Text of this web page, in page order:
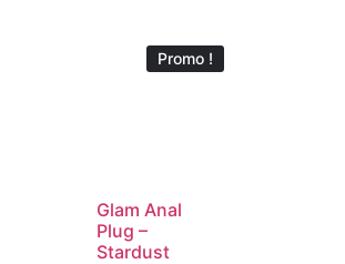
Promo !
Glam Anal
Plug –
Stardust